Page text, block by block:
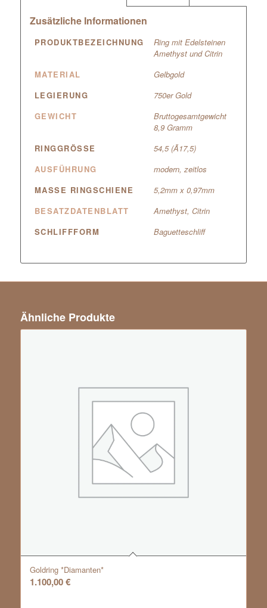
Zusätzliche Informationen
PRODUKTBEZEICHNUNG
Ring mit Edelsteinen
Amethyst und Citrin
MATERIAL
Gelbgold
LEGIERUNG
750er Gold
GEWICHT
Bruttogesamtgewicht
8,9 Gramm
RINGGRÖSSE
54,5 (Ã17,5)
AUSFÜHRUNG
modern, zeitlos
MASSE RINGSCHIENE
5,2mm x 0,97mm
BESATZDATENBLATT
Amethyst, Citrin
SCHLIFFFORM
Baguetteschliff
Ähnliche Produkte
Goldring *Diamanten*
1.100,00€